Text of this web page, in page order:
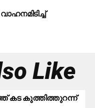
Like
ക​ട കു​ത്തി​ത്തുറ​ന്ന്